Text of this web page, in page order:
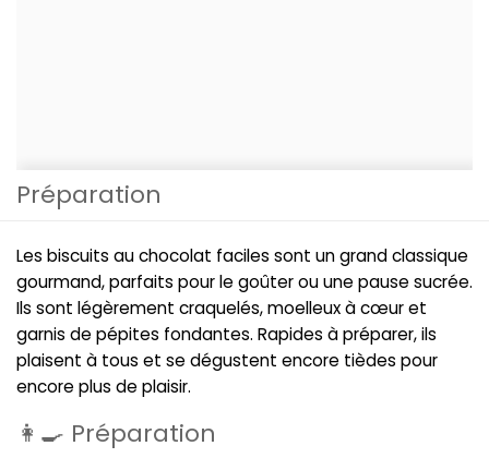
Préparation
Les biscuits au chocolat faciles sont un grand classique
gourmand, parfaits pour le goûter ou une pause sucrée.
Ils sont légèrement craquelés, moelleux à cœur et
garnis de pépites fondantes. Rapides à préparer, ils
plaisent à tous et se dégustent encore tièdes pour
encore plus de plaisir.
👩‍🍳 Préparation